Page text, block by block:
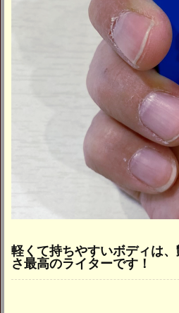
軽くて持ちやすいボディは
さ最高のライターです！